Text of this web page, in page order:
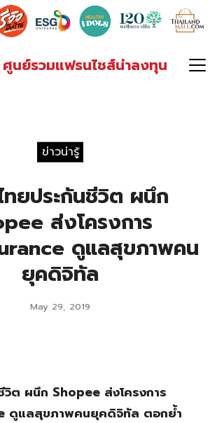
นย์รวมแฟรนไชส์น่าลงทุน
ข่าวน่ารู้
ทยประกันชีวิต ผนึก
ส่งโครงการ
ดูแลสุขภาพคน
ยุคดิจิทัล
May 29, 2019
วิต ผนึก Shopee ส่งโครงการ
ดูแลสุขภาพคนยุคดิจิทัล ตอกย้ำ